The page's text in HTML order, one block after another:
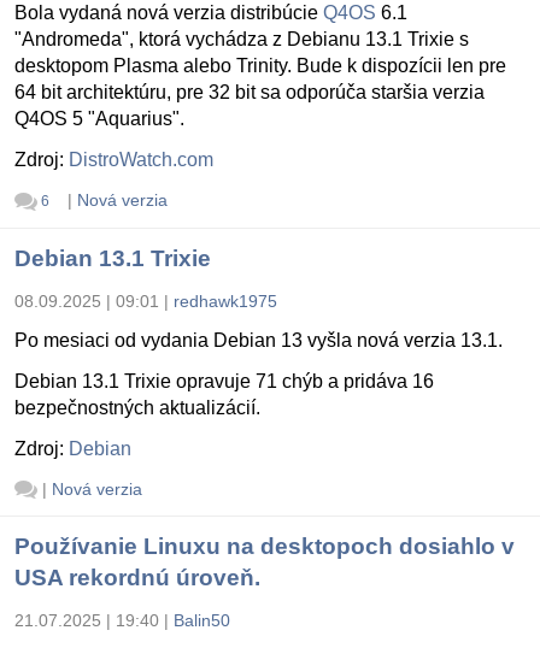
Bola vydaná nová verzia distribúcie Q4OS 6.1
"Andromeda", ktorá vychádza z Debianu 13.1 Trixie s
desktopom Plasma alebo Trinity. Bude k dispozícii len pre
64 bit architektúru, pre 32 bit sa odporúča staršia verzia
Q4OS 5 "Aquarius".
Zdroj: DistroWatch.com
6 | Nová verzia
Debian 13.1 Trixie
08.09.2025 | 09:01 | redhawk1975
Po mesiaci od vydania Debian 13 vyšla nová verzia 13.1.
Debian 13.1 Trixie opravuje 71 chýb a pridáva 16
bezpečnostných aktualizácií.
Zdroj: Debian
| Nová verzia
Používanie Linuxu na desktopoch dosiahlo v
USA rekordnú úroveň.
21.07.2025 | 19:40 | Balin50